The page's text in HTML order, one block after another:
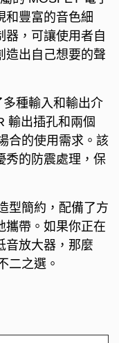
和豐富的音色細
器，可讓使用者自
造出自己想要的聲
種輸入和輸出介
輸出插孔和兩個
合的使用需求。該
秀的防震處理，保
型簡約，配備了方
攜帶。如果你正在
音放大器，那麼
二之選。